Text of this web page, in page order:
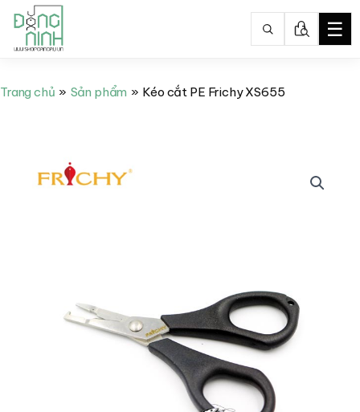
tới
☰
Trang chủ Sản phẩm Kéo cắt PE Frichy XS655